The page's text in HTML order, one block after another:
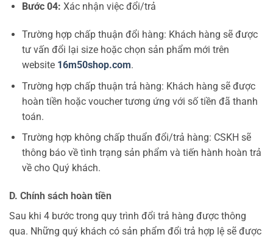
Bước 04: Xác nhận việc đổi/trả
Trường hợp chấp thuận đổi hàng: Khách hàng sẽ được
tư vấn đổi lại size hoặc chọn sản phẩm mới trên
website 16m50shop.com.
Trường hợp chấp thuận trả hàng: Khách hàng sẽ được
hoàn tiền hoặc voucher tương ứng với số tiền đã thanh
toán.
Trường hợp không chấp thuẩn đổi/trả hàng: CSKH sẽ
thông báo về tình trạng sản phẩm và tiến hành hoàn trả
về cho Quý khách.
D. Chính sách hoàn tiền
Sau khi 4 bước trong quy trình đổi trả hàng được thông
qua. Những quý khách có sản phẩm đổi trả hợp lệ sẽ được